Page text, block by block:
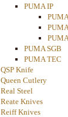
PUMA IP
PUMA SGB
PUMA TEC
QSP Knife
Queen Cutlery
Real Steel
Reate Knives
Reiff Knives